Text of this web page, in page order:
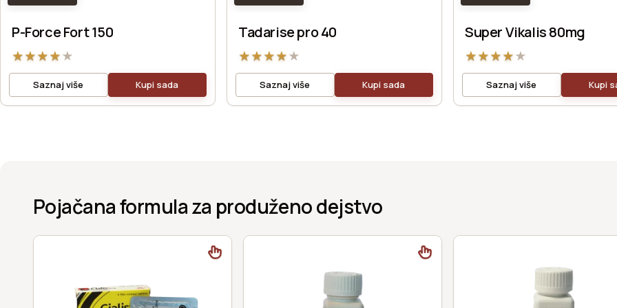
P-Force Fort 150
★★★★★
Saznaj više Kupi sada
Tadarise pro 40
★★★★★
Saznaj više Kupi sada
Super Vikalis 80mg
★★★★★
Saznaj više Kupi
Pojačana formula za produženo dejstvo